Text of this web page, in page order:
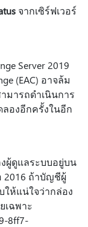
จากเซิร์ฟเวอร์
Server 2019
(EAC) อาจล้ม
มารถดําเนินการ
องอีกครั้งในอีก
ผู้ดูแลระบบอยู่บน
2016 ถ้าบัญชีผู้
ห้แน่ใจว่ากล่อง
ฉพาะ
8ff7-